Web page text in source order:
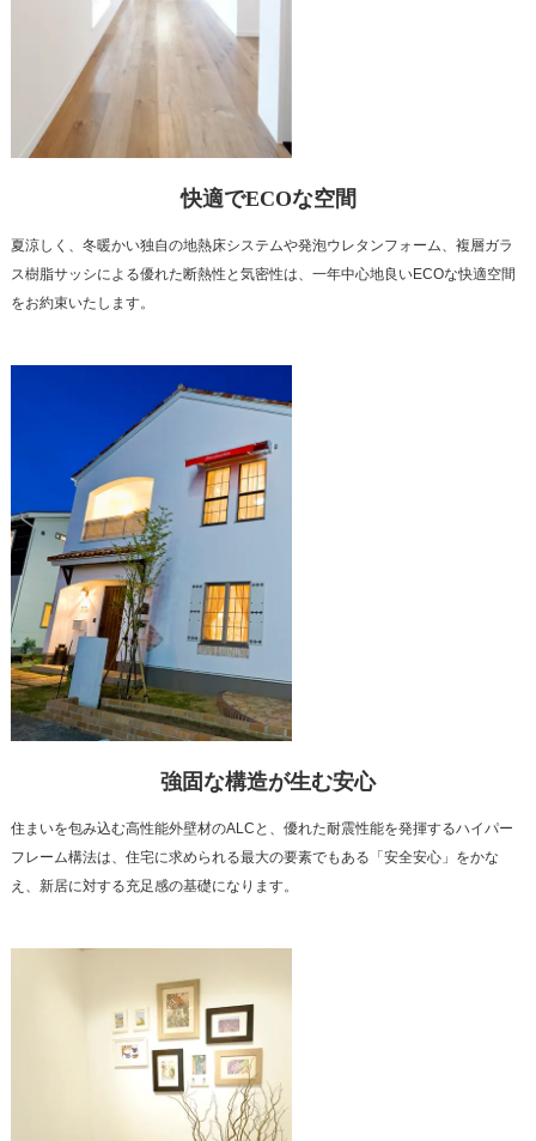
快適でECOな空間
夏涼しく、冬暖かい独自の地熱床システムや発泡ウレタンフォーム、複層ガラ
ス樹脂サッシによる優れた断熱性と気密性は、一年中心地良いECOな快適空間
をお約束いたします。
強固な構造が生む安心
住まいを包み込む高性能外壁材のALCと、優れた耐震性能を発揮するハイパー
フレーム構法は、住宅に求められる最大の要素でもある「安全安心」をかな
え、新居に対する充足感の基礎になります。